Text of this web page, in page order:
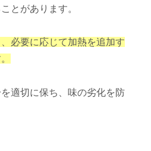
とがあります。
必要に応じて加熱を追加す
適切に保ち、味の劣化を防